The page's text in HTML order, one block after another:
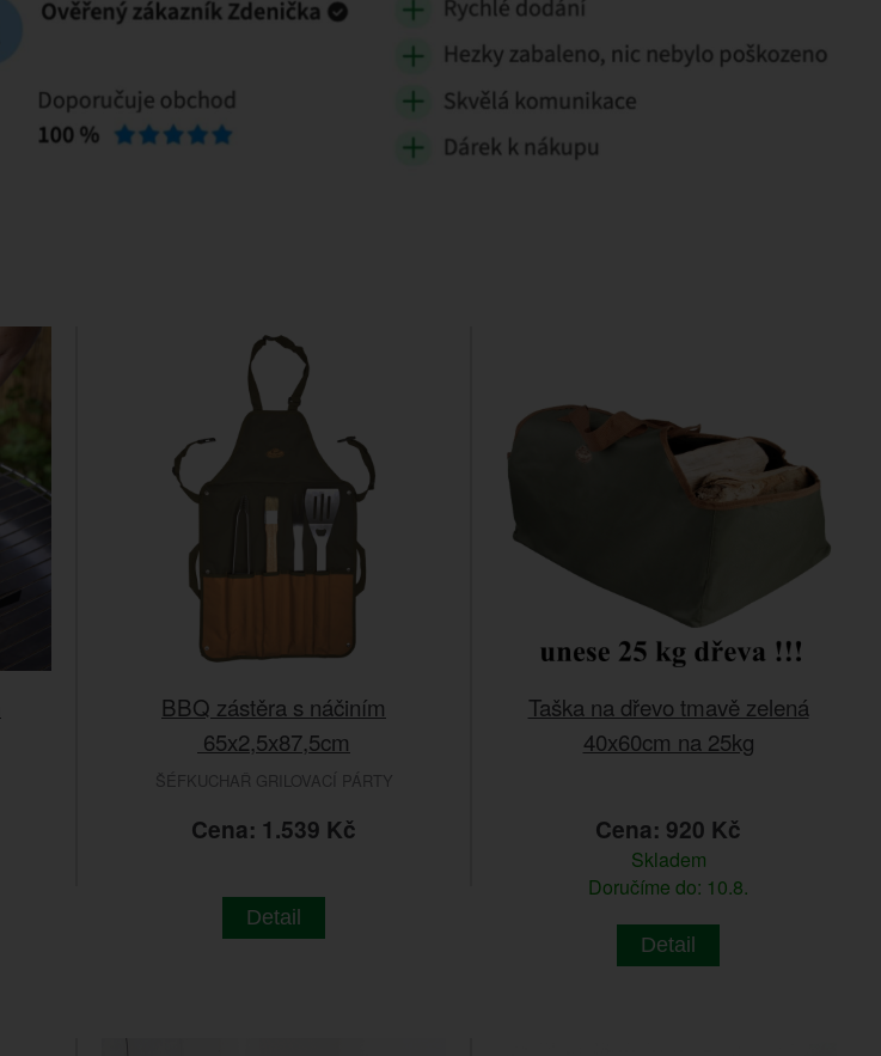
BBQ zástěra s náčiním
65x2,5x87,5cm
ŠÉFKUCHAŘ GRILOVACÍ PÁRTY
Cena: 1.539 Kč
Detail
Taška na dřevo tmavě zelená
40x60cm na 25kg
Cena: 920 Kč
Skladem
Doručíme do: 10.8.
Detail